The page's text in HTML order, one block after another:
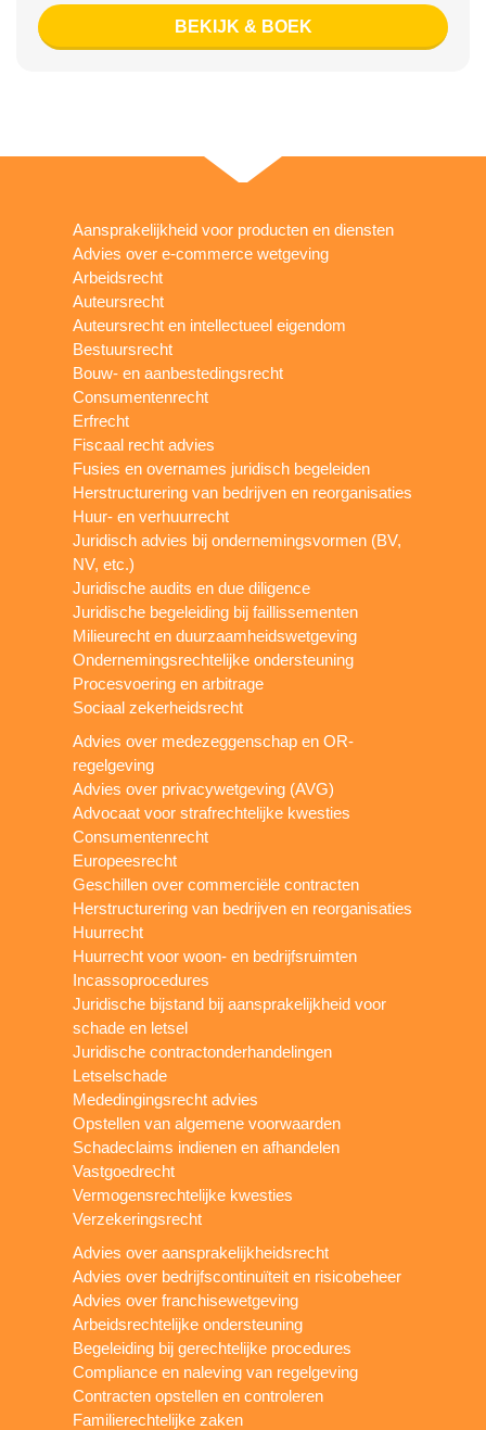
BEKIJK & BOEK
Aansprakelijkheid voor producten en diensten
Advies over e-commerce wetgeving
Arbeidsrecht
Auteursrecht
Auteursrecht en intellectueel eigendom
Bestuursrecht
Bouw- en aanbestedingsrecht
Consumentenrecht
Erfrecht
Fiscaal recht advies
Fusies en overnames juridisch begeleiden
Herstructurering van bedrijven en reorganisaties
Huur- en verhuurrecht
Juridisch advies bij ondernemingsvormen (BV,
NV, etc.)
Juridische audits en due diligence
Juridische begeleiding bij faillissementen
Milieurecht en duurzaamheidswetgeving
Ondernemingsrechtelijke ondersteuning
Procesvoering en arbitrage
Sociaal zekerheidsrecht
Advies over medezeggenschap en OR-
regelgeving
Advies over privacywetgeving (AVG)
Advocaat voor strafrechtelijke kwesties
Consumentenrecht
Europeesrecht
Geschillen over commerciële contracten
Herstructurering van bedrijven en reorganisaties
Huurrecht
Huurrecht voor woon- en bedrijfsruimten
Incassoprocedures
Juridische bijstand bij aansprakelijkheid voor
schade en letsel
Juridische contractonderhandelingen
Letselschade
Mededingingsrecht advies
Opstellen van algemene voorwaarden
Schadeclaims indienen en afhandelen
Vastgoedrecht
Vermogensrechtelijke kwesties
Verzekeringsrecht
Advies over aansprakelijkheidsrecht
Advies over bedrijfscontinuïteit en risicobeheer
Advies over franchisewetgeving
Arbeidsrechtelijke ondersteuning
Begeleiding bij gerechtelijke procedures
Compliance en naleving van regelgeving
Contracten opstellen en controleren
Familierechtelijke zaken